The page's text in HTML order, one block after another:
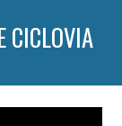
CICLOVIA